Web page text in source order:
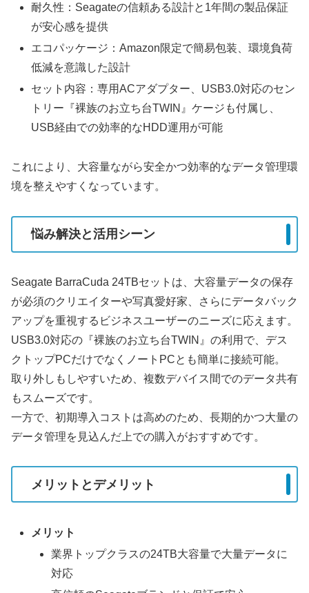
耐久性：Seagateの信頼ある設計と1年間の製品保証
が安心感を提供
エコパッケージ：Amazon限定で簡易包装、環境負荷
低減を意識した設計
セット内容：専用ACアダプター、USB3.0対応のセン
トリー『裸族のお立ち台TWIN』ケージも付属し、
USB経由での効率的なHDD運用が可能
これにより、大容量ながら安全かつ効率的なデータ管理環
境を整えやすくなっています。
悩み解決と活用シーン
Seagate BarraCuda 24TBセットは、大容量データの保存
が必須のクリエイターや写真愛好家、さらにデータバック
アップを重視するビジネスユーザーのニーズに応えます。
USB3.0対応の『裸族のお立ち台TWIN』の利用で、デス
クトップPCだけでなくノートPCとも簡単に接続可能。
取り外しもしやすいため、複数デバイス間でのデータ共有
もスムーズです。
一方で、初期導入コストは高めのため、長期的かつ大量の
データ管理を見込んだ上での購入がおすすめです。
メリットとデメリット
メリット
業界トップクラスの24TB大容量で大量データに
対応